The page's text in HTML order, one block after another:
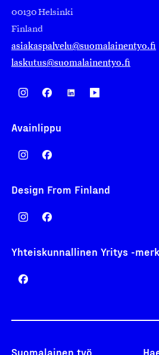
00130 Helsinki
Finland
asiakaspalvelu@suomalainentyo.fi
laskutus@suomalainentyo.fi
Avainlippu
Design From Finland
Yhteiskunnallinen Yritys -
Suomalainen työ